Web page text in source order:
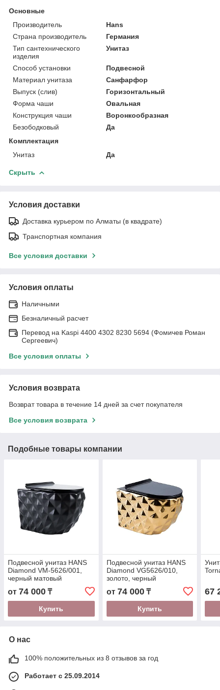
Основные
Производитель
Hans
Страна производитель
Германия
Тип сантехнического
изделия
Унитаз
Способ установки
Подвесной
Материал унитаза
Санфарфор
Выпуск (слив)
Горизонтальный
Форма чаши
Овальная
Конструкция чаши
Воронкообразная
Безободковый
Да
Комплектация
Унитаз
Да
Скрыть
Условия доставки
Доставка курьером по Алматы (в квадрате)
Транспортная компания
Все условия доставки
Условия оплаты
Наличными
Безналичный расчет
Перевод на Kaspi 4400 4302 8230 5694 (Фомичев Роман
Сергеевич)
Все условия оплаты
Условия возврата
Возврат товара в течение 14 дней за счет покупателя
Все условия возврата
Подобные товары компании
Подвесной унитаз HANS
Diamond VM-5626/001,
черный матовый
от 74 000 ₸
Купить
Подвесной унитаз HANS
Diamond VG5626/010,
золото, черный
от 74 000₸
Купить
67
О нас
100% положительных из 8 отзывов за год
Работает с 25.09.2014